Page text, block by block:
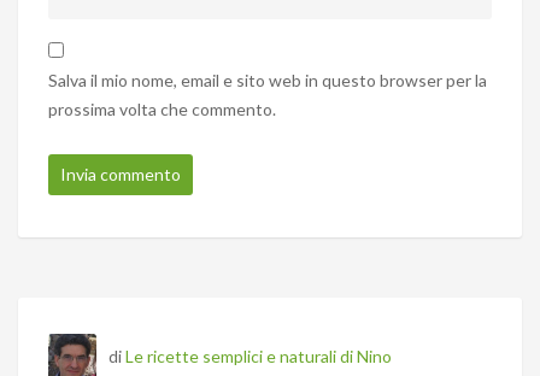
Salva il mio nome, email e sito web in questo browser per la
prossima volta che commento.
diLe ricette semplici e naturali di Nino